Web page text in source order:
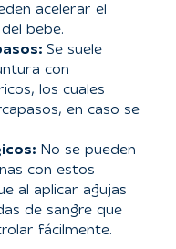
acelerar el
bebe.
Se suele
con
los cuales
en caso se
No se pueden
con estos
al aplicar agujas
de sangre que
fácilmente.